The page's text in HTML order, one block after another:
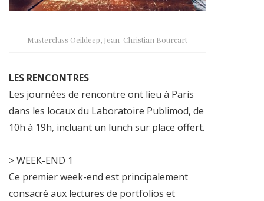
Masterclass Oeildeep, Jean-Christian Bourcart
LES RENCONTRES
Les journées de rencontre ont lieu à Paris
dans les locaux du Laboratoire Publimod, de
10h à 19h, incluant un lunch sur place offert.
> WEEK-END 1
Ce premier week-end est principalement
consacré aux lectures de portfolios et